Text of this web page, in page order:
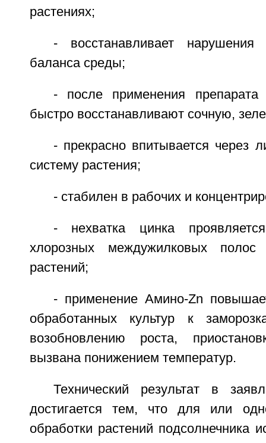
растениях;
- восстанавливает нарушения
баланса среды;
- после применения препарата
быстро восстанавливают сочную,
- прекрасно впитывается через
систему растения;
- стабилен в рабочих и
- нехватка цинка
хлорозных междужилковых
растений;
- применение Амино-Zn
обработанных культур к
возобновлению роста,
вызвана понижением температур.
Технический результат в
достигается тем, что для или
обработки растений подсолнечника